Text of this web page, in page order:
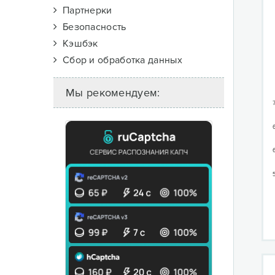
Партнерки
Безопасность
Кэшбэк
Сбор и обработка данных
Мы рекомендуем: